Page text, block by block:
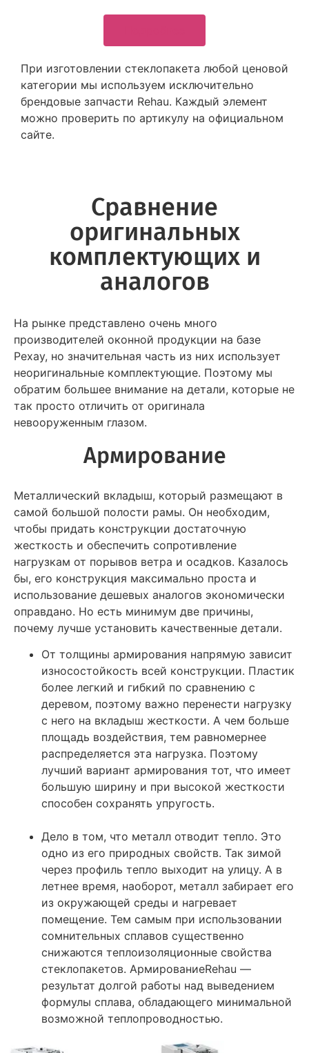
При изготовлении стеклопакета любой ценовой
категории мы используем исключительно
брендовые запчасти Rehau. Каждый элемент
можно проверить по артикулу на официальном
сайте.
Сравнение
оригинальных
комплектующих и
аналогов
На рынке представлено очень много
производителей оконной продукции на базе
Рехау, но значительная часть из них использует
неоригинальные комплектующие. Поэтому мы
обратим большее внимание на детали, которые не
так просто отличить от оригинала
невооруженным глазом.
Армирование
Металлический вкладыш, который размещают в
самой большой полости рамы. Он необходим,
чтобы придать конструкции достаточную
жесткость и обеспечить сопротивление
нагрузкам от порывов ветра и осадков. Казалось
бы, его конструкция максимально проста и
использование дешевых аналогов экономически
оправдано. Но есть минимум две причины,
почему лучше установить качественные детали.
От толщины армирования напрямую зависит
износостойкость всей конструкции. Пластик
более легкий и гибкий по сравнению с
деревом, поэтому важно перенести нагрузку
с него на вкладыш жесткости. А чем больше
площадь воздействия, тем равномернее
распределяется эта нагрузка. Поэтому
лучший вариант армирования тот, что имеет
большую ширину и при высокой жесткости
способен сохранять упругость.
Дело в том, что металл отводит тепло. Это
одно из его природных свойств. Так зимой
через профиль тепло выходит на улицу. А в
летнее время, наоборот, металл забирает его
из окружающей среды и нагревает
помещение. Тем самым при использовании
сомнительных сплавов существенно
снижаются теплоизоляционные свойства
стеклопакетов. АрмированиеRehau —
результат долгой работы над выведением
формулы сплава, обладающего минимальной
возможной теплопроводностью.